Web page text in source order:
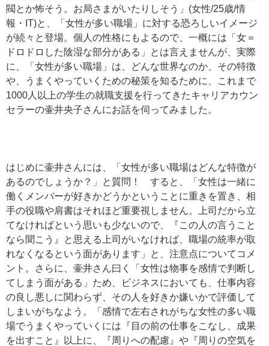
閥とか怖そう。お局さまがいたりしそう」(女性/25歳/情
報・IT)と、「女性が多い職場」に対する恐ろしいイメージ
が続々と登場。個人の性格にもよるので、一概には「女＝
ドロドロした陰湿な部分がある」とは言えませんが、実際
に、「女性が多い職場」は、どんな世界なのか、その特徴
や、うまくやっていくための秘策を知るために、これまで
1000人以上の学生の就職支援を行ってきたキャリアカウン
セラーの壷井央子さんにお話を伺ってみました。
はじめに壷井さんには、「女性が多い職場はどんな特徴が
あるのでしょうか？」と質問！ すると、「女性は一緒に
働くメンバーが好きかどうかということに重きを置き、相
手の役職や肩書はそれほど重要視しません。上司だから立
てなければという思いも少ないので、『この人の言うこと
なら聞こう』と思える上司がいなければ、職場の統率が取
れなくなるという面があります」と、注意点についてコメ
ント。さらに、壷井さん曰く「女性は物事を感情で判断し
てしまう面がある」ため、ビジネスにおいても、仕事内容
の良し悪しに関わらず、その人を好きか嫌いかで評価して
しまいがちなよう。「感情で左右されがちな女性の多い職
場でうまくやっていくには『目の前の仕事をこなし、成果
を出すこと』以上に、『周りへの配慮』や『周りの空気を